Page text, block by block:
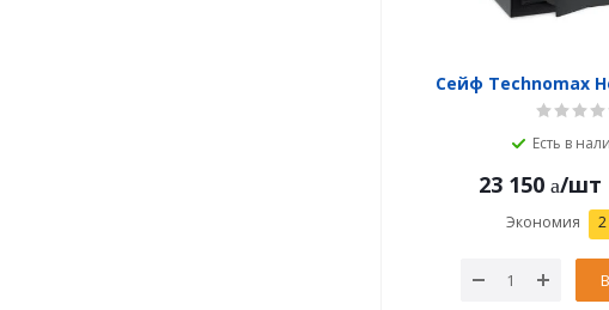
Сейф Technomax
Есть в
23 150 /шт
Экономия